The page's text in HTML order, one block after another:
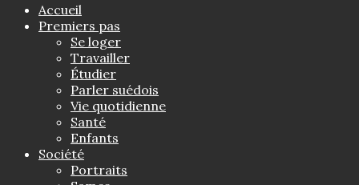
Accueil
Premiers pas
Se loger
Travailler
Étudier
Parler suédois
Vie quotidienne
Santé
Enfants
Société
Portraits